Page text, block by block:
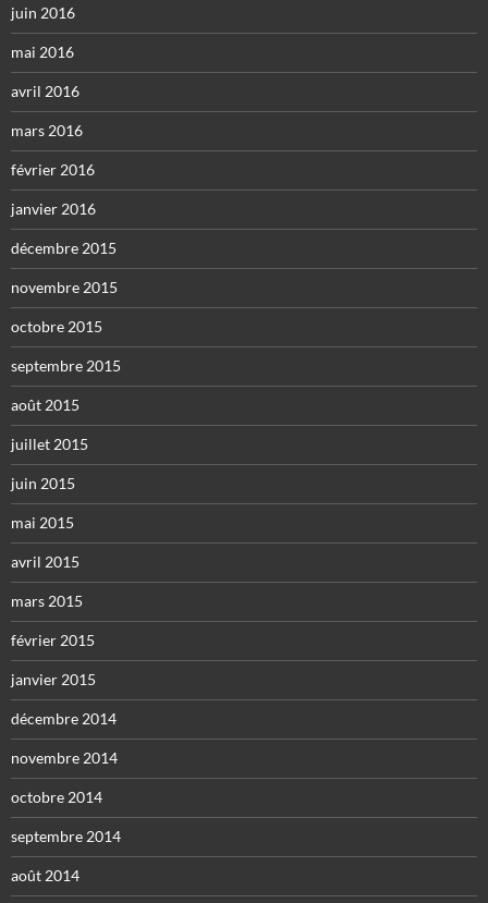
juin 2016
mai 2016
avril 2016
mars 2016
février 2016
janvier 2016
décembre 2015
novembre 2015
octobre 2015
septembre 2015
août 2015
juillet 2015
juin 2015
mai 2015
avril 2015
mars 2015
février 2015
janvier 2015
décembre 2014
novembre 2014
octobre 2014
septembre 2014
août 2014